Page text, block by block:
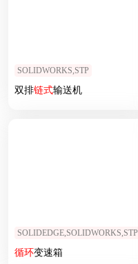
SOLIDWORKS,STP
双排链式输送机
SOLIDEDGE,SOLIDWORKS,STP
循环变速箱